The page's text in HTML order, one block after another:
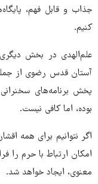
جذاب و قابل فهم،
کنیم.
علم‌الهدی در بخش
آستان قدس رضوی از
پخش برنامه‌های
بوده، اما کافی نیست.
اگر نتوانیم برای همه
امکان ارتباط با حرم را
معنوی، ایجاد خواهد شد.